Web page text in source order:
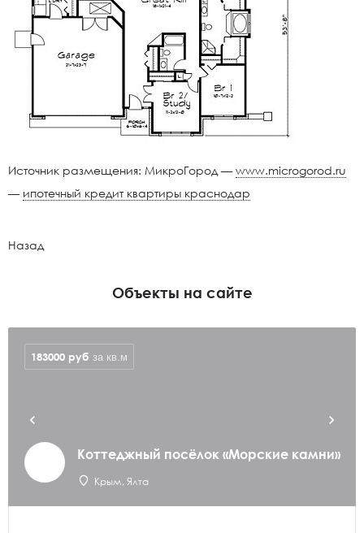
Источник размещения: МикроГород — www.microgorod.ru
— ипотечный кредит квартиры краснодар
Назад
Объекты на сайте
Коттеджный посёлок «Морские камни»
Крым, Ялта
183000 руб за кв.м